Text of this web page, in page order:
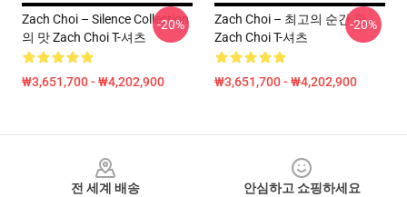
Zach Choi – Silence Collection
의 맛 Zach Choi T-셔츠
₩3,651,700 - ₩4,202,900
-20%
Zach Choi – 최고의 순간 판
Zach Choi T-셔츠
₩3,651,700 - ₩4,202,900
-20%
전 세계 배송
안심하고 쇼핑하세요